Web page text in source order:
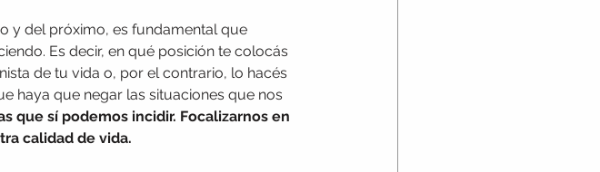
y del próximo, es fundamental que
Es decir, en qué posición te colocás
de tu vida o, por el contrario, lo hacés
haya que negar las situaciones que nos
que sí podemos incidir. Focalizarnos en
calidad de vida.